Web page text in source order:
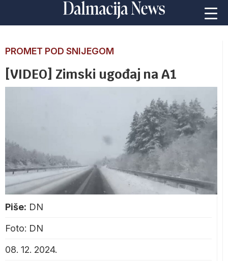
PROMET POD SNIJEGOM
[VIDEO] Zimski ugođaj na A1
Piše: DN
Foto: DN
08. 12. 2024.